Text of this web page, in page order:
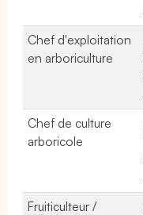
Chef d'exploitation
en arboriculture
Chef de culture
arboricole
Fruiticulteur /